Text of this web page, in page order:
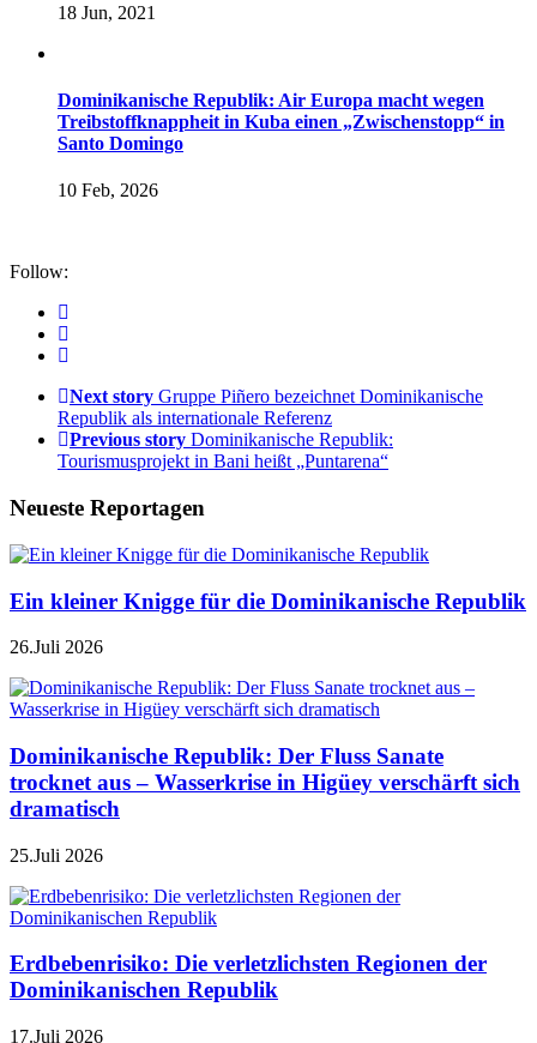
18 Jun, 2021
Dominikanische Republik: Air Europa macht wegen
Treibstoffknappheit in Kuba einen „Zwischenstopp“ in
Santo Domingo
10 Feb, 2026
Follow:
Next story Gruppe Piñero bezeichnet Dominikanische
Republik als internationale Referenz
Previous story Dominikanische Republik:
Tourismusprojekt in Bani heißt „Puntarena“
Neueste Reportagen
Ein kleiner Knigge für die Dominikanische Republik
26.Juli 2026
Dominikanische Republik: Der Fluss Sanate
trocknet aus – Wasserkrise in Higüey verschärft sich
dramatisch
25.Juli 2026
Erdbebenrisiko: Die verletzlichsten Regionen der
Dominikanischen Republik
17.Juli 2026